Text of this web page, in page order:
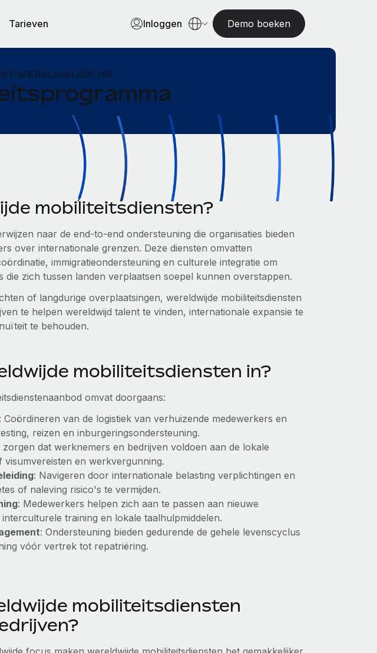
Tarieven Inloggen Demo boeken
WERELDWIJDE HR
mobiliteitsdiensten?
naar de end-to-end ondersteuning die organisaties bieden
over internationale grenzen. Deze diensten omvatten
immigratieondersteuning en culturele integratie om
zich tussen landen verplaatsen soepel kunnen overstappen.
of langdurige overplaatsingen, wereldwijde mobiliteitsdiensten
te helpen wereldwijd talent te vinden, internationale expansie te
te behouden.
mobiliteitsdiensten in?
omvat doorgaans:
Coördineren van de logistiek van verhuizende medewerkers en
reizen en inburgeringsondersteuning.
dat werknemers en bedrijven voldoen aan de lokale
visumvereisten en werkvergunning.
: Navigeren door internationale belasting verplichtingen en
of naleving risico's te vermijden.
: Medewerkers helpen zich aan te passen aan nieuwe
training en lokale taalhulpmiddelen.
: Ondersteuning bieden gedurende de gehele levenscyclus
vóór vertrek tot repatriëring.
mobiliteitsdiensten